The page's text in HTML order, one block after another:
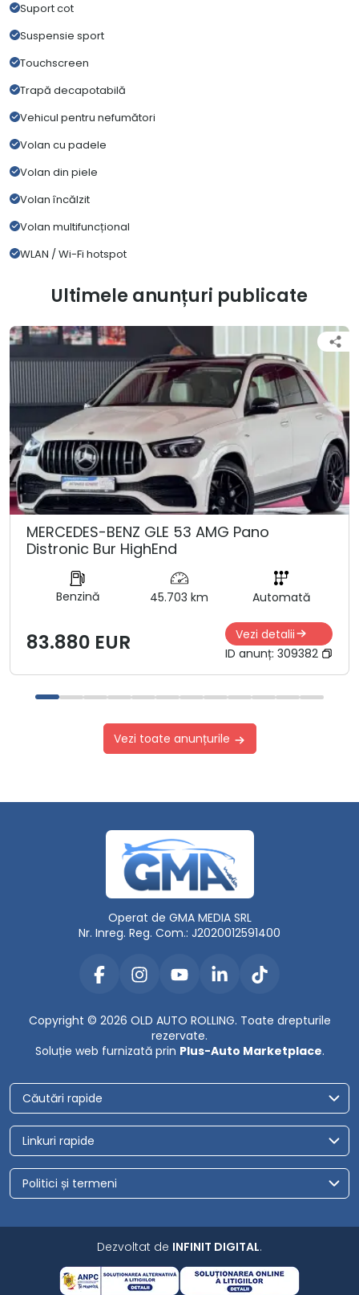
Suport cot
Suspensie sport
Touchscreen
Trapă decapotabilă
Vehicul pentru nefumători
Volan cu padele
Volan din piele
Volan încălzit
Volan multifuncțional
WLAN / Wi-Fi hotspot
Ultimele anunțuri publicate
MERCEDES-BENZ GLE 53 AMG Pano
Distronic Bur HighEnd
Benzină 45.703 km Automată
83.880 EUR
Vezi detalii
ID anunț: 309382
Vezi toate anunțurile
Operat de GMA MEDIA SRL
Nr. Inreg. Reg. Com.: J2020012591400
Copyright © 2026 OLD AUTO ROLLING. Toate drepturile
rezervate.
Soluție web furnizată prin Plus-Auto Marketplace.
Căutări rapide
Linkuri rapide
Politici și termeni
Dezvoltat de INFINIT DIGITAL.